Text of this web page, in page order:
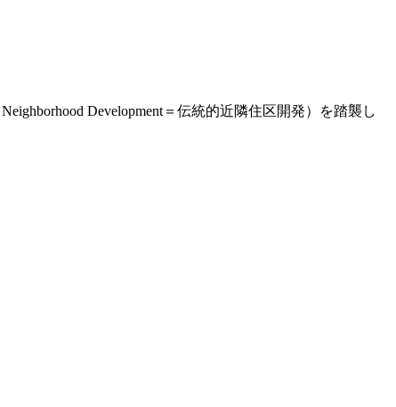
Development＝伝統的近隣住区開発）を踏襲し